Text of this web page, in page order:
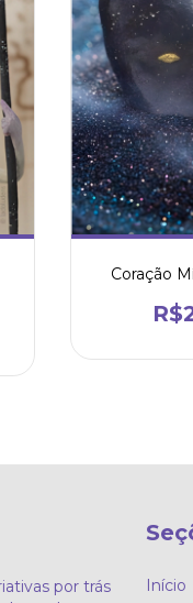
Coração
por trás
Início